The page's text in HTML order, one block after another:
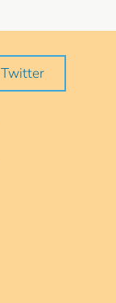
Twitter